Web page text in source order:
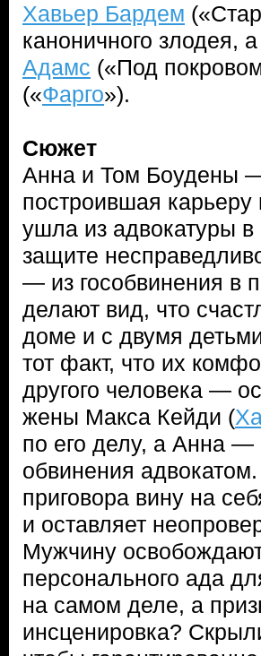
Хавьер Бардем
каноничного злодея,
Адамс («Под
(«Фарго»).
Сюжет
Анна и Том Боудены
построившая
ушла из адвокатуры
защите
— из гособвинения в
делают вид, что
доме и с двумя
тот факт, что их
другого человека —
жены Макса Кейди (
по его делу, а Анна
обвинения
приговора вину на
и оставляет
Мужчину
персонального ада
на самом деле, а
инсценировка?